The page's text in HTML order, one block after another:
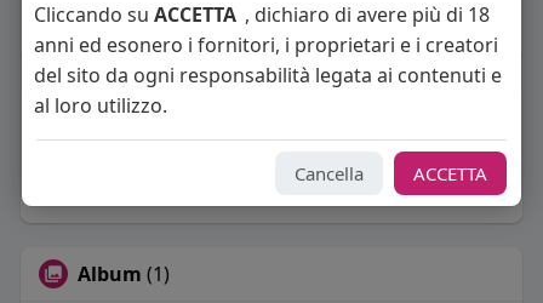
Vive in Italia
About
Album (1)
Cliccando su ACCETTA , dichiaro di avere più di 18
anni ed esonero i fornitori, i proprietari e i creatori
del sito da ogni responsabilità legata ai contenuti e
al loro utilizzo.
Cancella ACCETTA